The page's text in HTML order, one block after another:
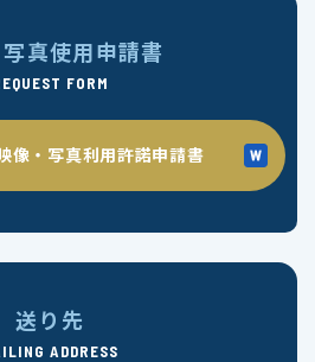
真使用申請書
FORM
像・写真利用許諾申請書
送り先
ADDRESS